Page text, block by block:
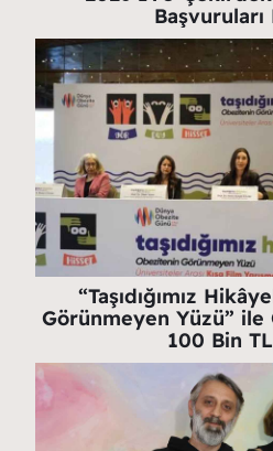
Başvuruları
“Taşıdığımız
Görünmeyen Yüzü” ile
100 Bin